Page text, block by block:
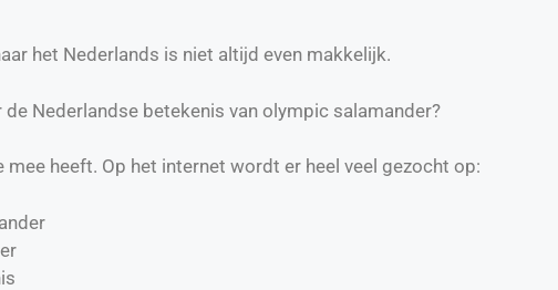
het Nederlands is niet altijd even makkelijk.
Nederlandse betekenis van olympic salamander?
heeft. Op het internet wordt er heel veel gezocht op: